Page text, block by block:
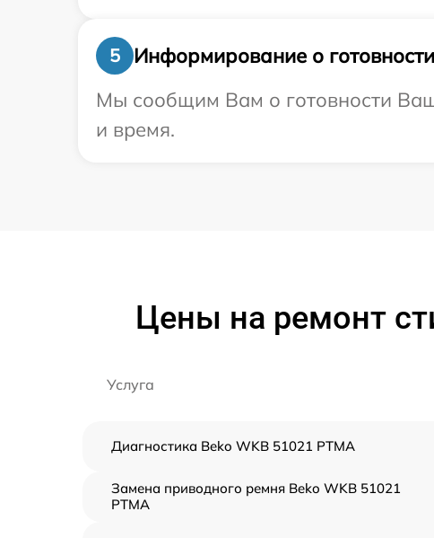
5
Информирование о готовности
Мы сообщим Вам о готовности
и время.
Цены на ремонт
Услуга
Диагностика Beko WKB 51021 PTMA
Замена приводного ремня Beko WKB 51021
PTMA